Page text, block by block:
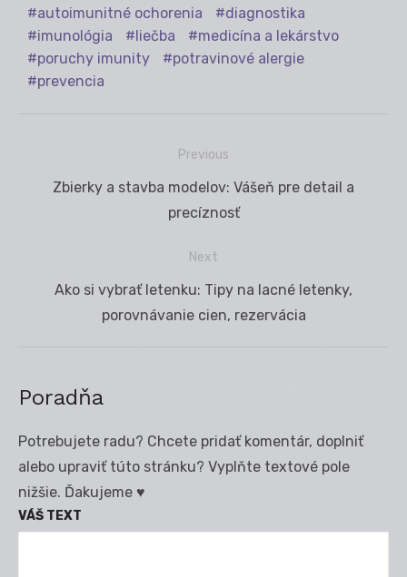
autoimunitné ochorenia
diagnostika
imunológia
liečba
medicína a lekárstvo
poruchy imunity
potravinové alergie
prevencia
Previous
Previous
Zbierky a stavba modelov: Vášeň pre detail a
precíznosť
Next
NextAko si vybrať letenku: Tipy na lacné letenky,
porovnávanie cien, rezervácia
Poradňa
Potrebujete radu? Chcete pridať komentár, doplniť
alebo upraviť túto stránku? Vyplňte textové pole
nižšie. Ďakujeme ♥
VÁŠ TEXT